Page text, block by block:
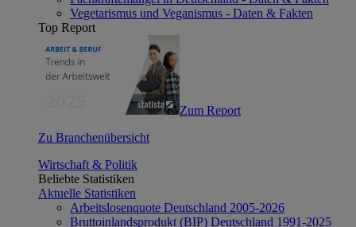
Vegetarismus und Veganismus - Daten & Fakten
Top Report
Zum Report
Zu Branchenübersicht
Wirtschaft & Politik
Beliebte Statistiken
Aktuelle Statistiken
Arbeitslosenquote Deutschland 2005-2026
Bruttoinlandsprodukt (BIP) Deutschland 1991-2025